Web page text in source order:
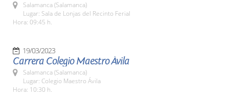
Salamanca (Salamanca)
Lugar: Sala de Lonjas del Recinto Ferial
Hora: 09:45 h.
19/03/2023
Carrera Colegio Maestro Ávila
Salamanca (Salamanca)
Lugar: Colegio Maestro Ávila
Hora: 10:30 h.